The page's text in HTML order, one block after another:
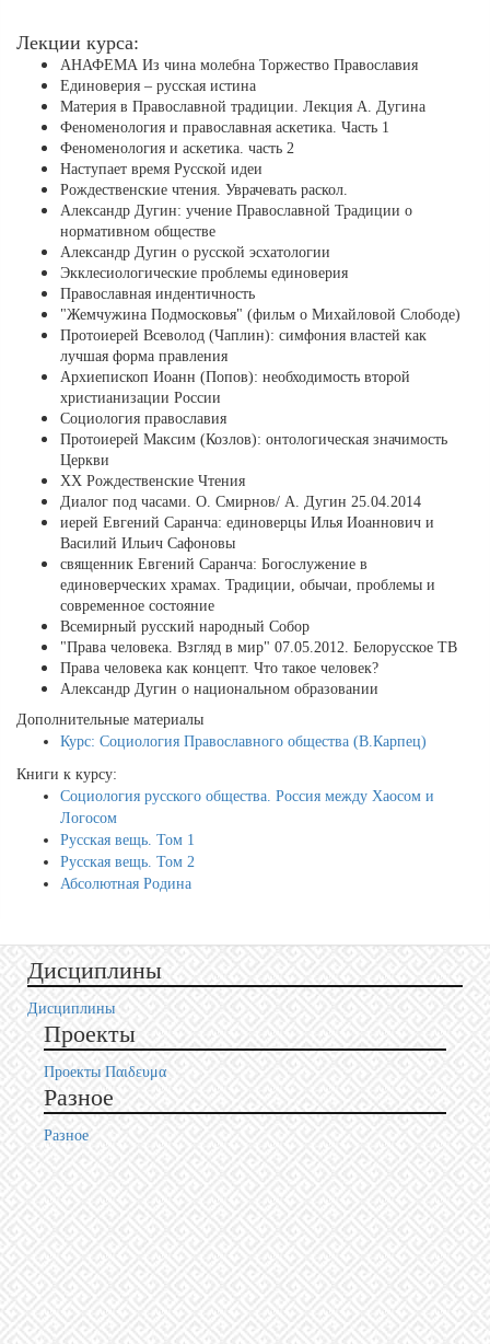
Лекции курса:
АНАФЕМА Из чина молебна Торжество Православия
Единоверия – русская истина
Материя в Православной традиции. Лекция А. Дугина
Феноменология и православная аскетика. Часть 1
Феноменология и аскетика. часть 2
Наступает время Русской идеи
Рождественские чтения. Уврачевать раскол.
Александр Дугин: учение Православной Традиции о
нормативном обществе
Александр Дугин о русской эсхатологии
Экклесиологические проблемы единоверия
Православная индентичность
"Жемчужина Подмосковья" (фильм о Михайловой Слободе)
Протоиерей Всеволод (Чаплин): симфония властей как
лучшая форма правления
Архиепископ Иоанн (Попов): необходимость второй
христианизации России
Социология православия
Протоиерей Максим (Козлов): онтологическая значимость
Церкви
XX Рождественские Чтения
Диалог под часами. О. Смирнов/ А. Дугин 25.04.2014
иерей Евгений Саранча: единоверцы Илья Иоаннович и
Василий Ильич Сафоновы
священник Евгений Саранча: Богослужение в
единоверческих храмах. Традиции, обычаи, проблемы и
современное состояние
Всемирный русский народный Собор
"Права человека. Взгляд в мир" 07.05.2012. Белорусское ТВ
Права человека как концепт. Что такое человек?
Александр Дугин о национальном образовании
Дополнительные материалы
Курс: Социология Православного общества (В.Карпец)
Книги к курсу:
Социология русского общества. Россия между Хаосом и
Логосом
Русская вещь. Том 1
Русская вещь. Том 2
Абсолютная Родина
Дисциплины
Дисциплины
Проекты
Проекты Пαιδευμα
Разное
Разное